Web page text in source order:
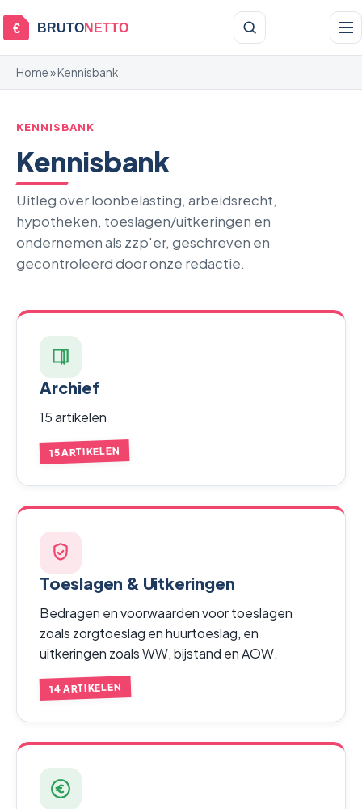
€ BRUTONETTO
Home» Kennisbank
KENNISBANK
Kennisbank
Uitleg over loonbelasting, arbeidsrecht,
hypotheken, toeslagen/uitkeringen en
ondernemen als zzp'er, geschreven en
gecontroleerd door onze redactie.
Archief
15 artikelen
15 ARTIKELEN
Toeslagen & Uitkeringen
Bedragen en voorwaarden voor toeslagen
zoals zorgtoeslag en huurtoeslag, en
uitkeringen zoals WW, bijstand en AOW.
14 ARTIKELEN